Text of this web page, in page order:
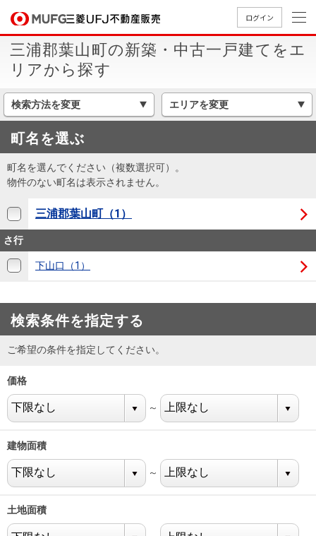
ログイン
買いたいTOP
中古
マン
ショ
探す
新
築・
建て
物
を
件を
探す
売りたいTOP
無
料
査
売
却
AI
売却
試算
売却向け
サービス
周辺相場
検索
ラス（お
ラム）
店舗案内TOP
店舗のご
案内（首
都圏）
店舗のご
案内（名
店舗のご
案内（関
会社情報TOP
ごあいさ
つ
会社概
要
MUFG
Way
ョン
覧
沿革
本社地
図
ニュース
（電子ブ
ック版）
採用情報TOP
新卒採用
情報
キャリア
採用情報
買いたい
売りたい
店舗案内
会社情報
採用情報
法人のお客さま
提携企業にお勤めの方
会員ページ
閉じる
三浦郡葉山町の新築・中古一戸建てをエ
リアから探す
検索方法を変更 エリアを変更
町名を選ぶ
町名を選んでください（複数選択可）。
物件のない町名は表示されません。
三浦郡葉山町（1）
さ行
下山口（1）
検索条件を指定する
ご希望の条件を指定してください。
価格
～
建物面積
～
土地面積